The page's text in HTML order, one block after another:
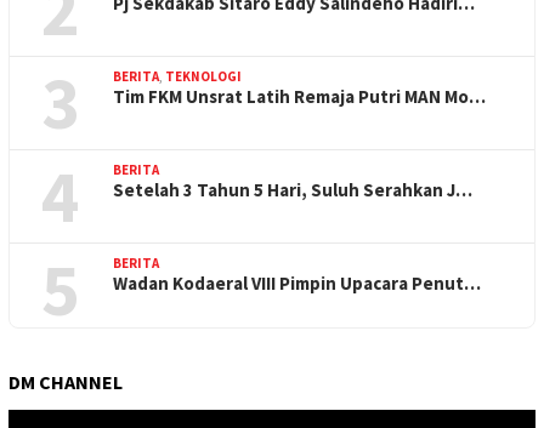
3 BERITA, TEKNOLOGI
Tim FKM Unsrat Latih Remaja Putri MAN Mo…
4 BERITA
Setelah 3 Tahun 5 Hari, Suluh Serahkan J…
5 BERITA
Wadan Kodaeral VIII Pimpin Upacara Penut…
DM CHANNEL